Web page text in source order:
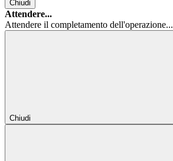
Chiudi
Attendere...
Attendere il completamento dell'operazione...
Chiudi